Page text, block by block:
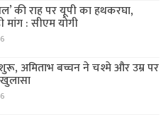
की राह पर यूपी का हथकरघा,
मांग : सीएम योगी
अमिताभ बच्चन ने चश्मे और उम्र पर